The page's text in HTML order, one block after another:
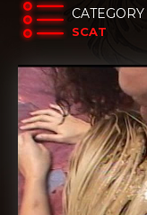
CATEGORY
SCAT